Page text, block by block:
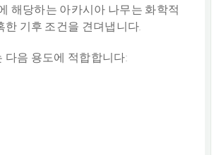
해당하는 아카시아 나무는 화학적
한 기후 조건을 견뎌냅니다.
다음 용도에 적합합니다: